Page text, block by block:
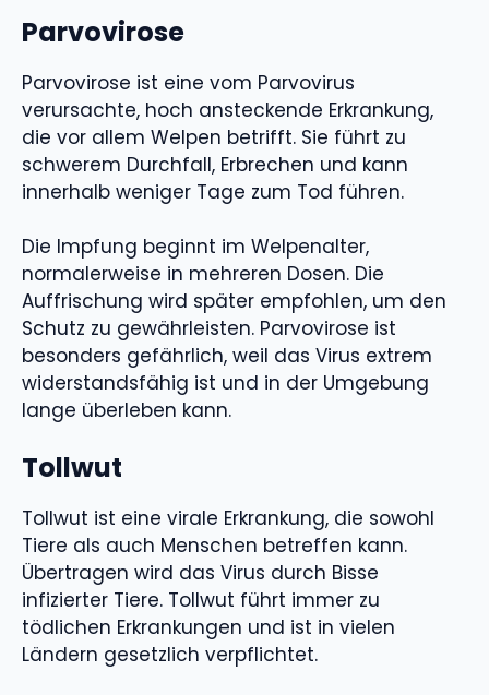
Parvovirose
Parvovirose ist eine vom Parvovirus
verursachte, hoch ansteckende Erkrankung,
die vor allem Welpen betrifft. Sie führt zu
schwerem Durchfall, Erbrechen und kann
innerhalb weniger Tage zum Tod führen.
Die Impfung beginnt im Welpenalter,
normalerweise in mehreren Dosen. Die
Auffrischung wird später empfohlen, um den
Schutz zu gewährleisten. Parvovirose ist
besonders gefährlich, weil das Virus extrem
widerstandsfähig ist und in der Umgebung
lange überleben kann.
Tollwut
Tollwut ist eine virale Erkrankung, die sowohl
Tiere als auch Menschen betreffen kann.
Übertragen wird das Virus durch Bisse
infizierter Tiere. Tollwut führt immer zu
tödlichen Erkrankungen und ist in vielen
Ländern gesetzlich verpflichtet.